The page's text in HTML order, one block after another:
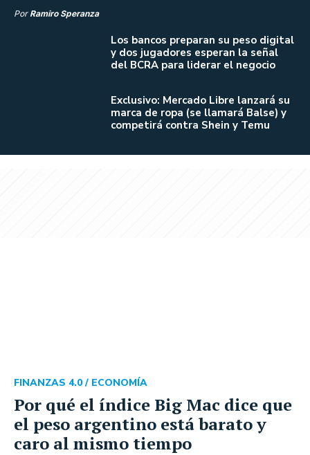
Por Ramiro Speranza
Los bancos preparan su peso digital
y dos jugadores esperan la señal
del BCRA para liderar el negocio
Exclusivo: Mercado Libre lanzará su
marca de ropa (se llamará Balse) y
competirá contra Shein y Temu
Por qué el índice Big Mac dice que
el peso argentino está barato y
caro al mismo tiempo
FINANZAS 4.0 / ECONOMÍA